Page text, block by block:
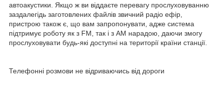
автоакустики. Якщо ж ви віддаєте перевагу прослуховуванню
заздалегідь заготовлених файлів звичний радіо ефір,
пристрою також є, що вам запропонувати, адже система
підтримує роботу як з FM, так і з AM нарадою, даючи змогу
прослуховувати будь-які доступні на території країни станції.
Телефонні розмови не відриваючись від дороги